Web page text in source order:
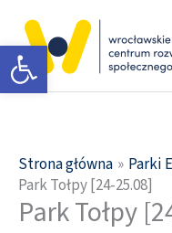
Otwórz pasek narzędzi
treści
Strona główna Parki
Park Tołpy [24-25.08]
Park Tołpy